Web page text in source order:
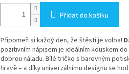
Přidat do košíku
Připomeň si každý den, že štěstí je volba!
pozitivním nápisem je ideálním kouskem
dobrou náladu. Bílé tričko s barevným
hravě – a díky univerzálnímu designu se